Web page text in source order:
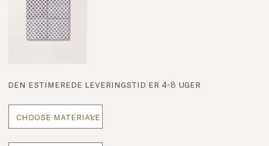
den estimerede leveringstid er 4-8 uger